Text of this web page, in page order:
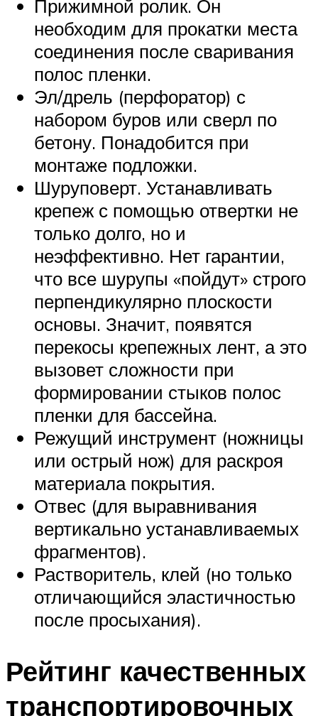
Прижимной ролик. Он
необходим для прокатки места
соединения после сваривания
полос пленки.
Эл/дрель (перфоратор) с
набором буров или сверл по
бетону. Понадобится при
монтаже подложки.
Шуруповерт. Устанавливать
крепеж с помощью отвертки не
только долго, но и
неэффективно. Нет гарантии,
что все шурупы «пойдут» строго
перпендикулярно плоскости
основы. Значит, появятся
перекосы крепежных лент, а это
вызовет сложности при
формировании стыков полос
пленки для бассейна.
Режущий инструмент (ножницы
или острый нож) для раскроя
материала покрытия.
Отвес (для выравнивания
вертикально устанавливаемых
фрагментов).
Растворитель, клей (но только
отличающийся эластичностью
после просыхания).
Рейтинг качественных
транспортировочных